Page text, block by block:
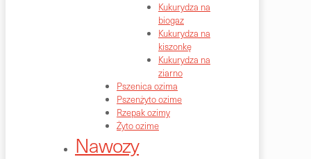
Kukurydza na
biogaz
Kukurydza na
kiszonkę
Kukurydza na
ziarno
Pszenica ozima
Pszenżyto ozime
Rzepak ozimy
Żyto ozime
Nawozy